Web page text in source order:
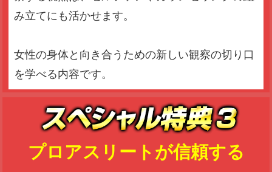
み立てにも活かせます。
女性の身体と向き合うための新しい観察の切り口
を学べる内容です。
プロアスリートが信頼する